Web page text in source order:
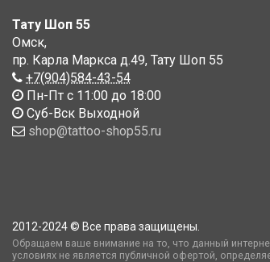
Тату Шоп 55
Омск,
пр. Карла Маркса д.49, Тату Шоп 55
+7(904)584-43-54
Пн-Пт с 11:00 до 18:00
Cуб-Вск Выходной
shop@tattoo-shop55.ru
2012-2024 © Все права защищены.
Обращаем ваше внимание на то, что данный
условиях не является публичной офертой,